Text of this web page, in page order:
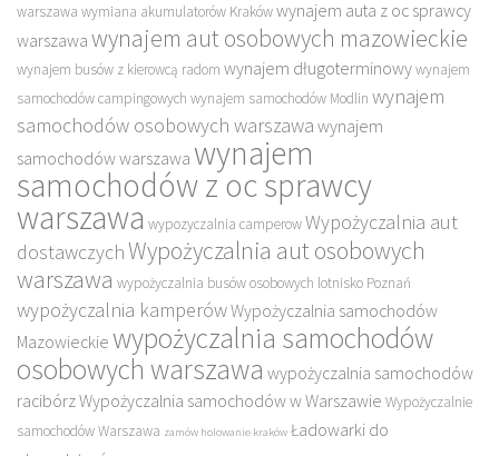
warszawa wymiana akumulatorów Krakówwynajem auta z oc sprawcy
warszawa wynajem aut osobowych mazowieckie
wynajem busów z kierowcą radom wynajem długoterminowywynajem
samochodów campingowych wynajem samochodów Modlin wynajem
samochodów osobowych warszawa wynajem
samochodów warszawa wynajem
samochodów z oc sprawcy
warszawa wypozyczalnia camperowWypożyczalnia aut
dostawczychWypożyczalnia aut osobowych
warszawa wypożyczalnia busów osobowych lotnisko Poznań
wypożyczalnia kamperówWypożyczalnia samochodów
Mazowieckie wypożyczalnia samochodów
osobowych warszawa wypożyczalnia samochodów
racibórzWypożyczalnia samochodów w Warszawie Wypożyczalnie
samochodów Warszawa zamów holowanie kraków Ładowarki do